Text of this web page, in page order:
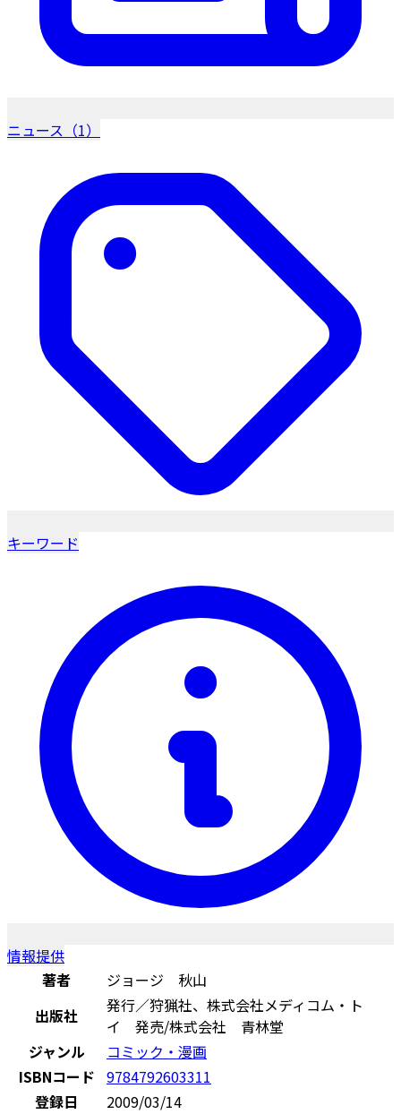
ニュース（1）
キーワード
情報提供
著者
ジョージ 秋山
出版社
発行／狩猟社、株式会社メディコム・ト
イ 発売/株式会社 青林堂
ジャンル
コミック・漫画
ISBNコード 9784792603311
登録日
2009/03/14